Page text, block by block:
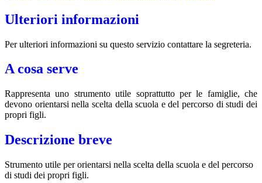
Ulteriori informazioni
Per ulteriori informazioni su questo servizio contattare la segreteria.
A cosa serve
Rappresenta uno strumento utile soprattutto per le famiglie, che
devono orientarsi nella scelta della scuola e del percorso di studi dei
propri figli.
Descrizione breve
Strumento utile per orientarsi nella scelta della scuola e del percorso
di studi dei propri figli.